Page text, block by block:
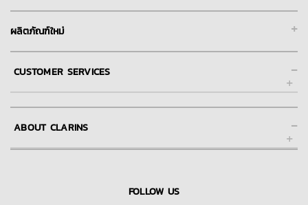
+
ผลิตภัณฑ์ใหม่
-
CUSTOMER SERVICES
FAQs คำถามที่พบบ่อย -
ABOUT CLARINS
FOLLOW US